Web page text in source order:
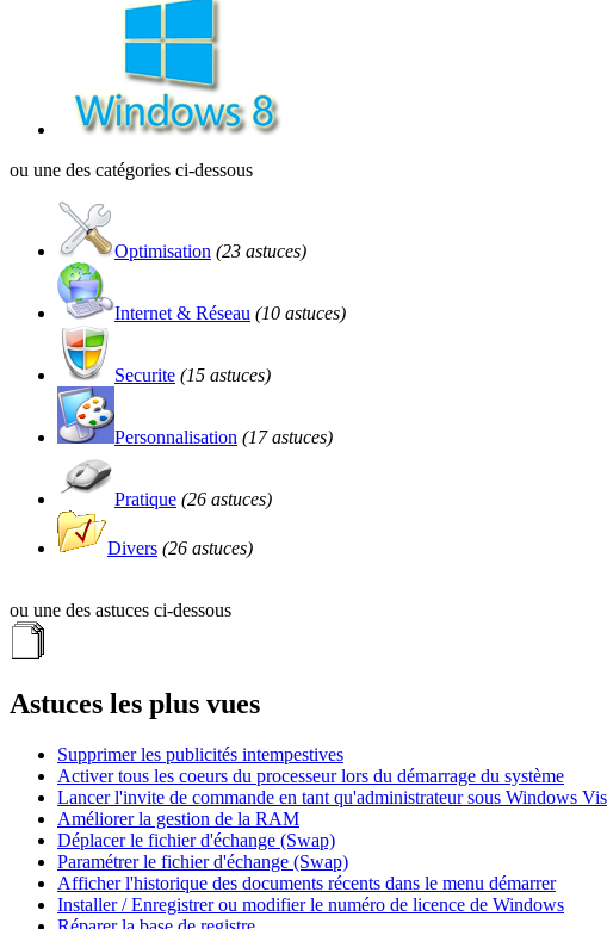
ou une des catégories ci-dessous
Optimisation (23 astuces)
Internet & Réseau (10 astuces)
Securite (15 astuces)
Personnalisation (17 astuces)
Pratique (26 astuces)
Divers (26 astuces)
ou une des astuces ci-dessous
Astuces les plus vues
Supprimer les publicités intempestives
Activer tous les coeurs du processeur lors du démarrage du système
Lancer l'invite de commande en tant qu'administrateur sous Windows
Améliorer la gestion de la RAM
Déplacer le fichier d'échange (Swap)
Paramétrer le fichier d'échange (Swap)
Afficher l'historique des documents récents dans le menu démarrer
Installer / Enregistrer ou modifier le numéro de licence de Windows